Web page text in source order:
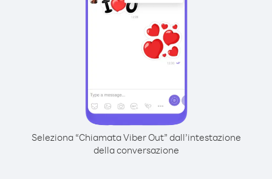
Seleziona “Chiamata Viber Out” dall’intestazione
della conversazione